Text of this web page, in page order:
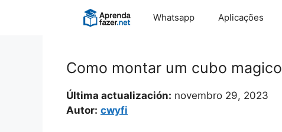
Whatsapp Aplicações
Como montar um cubo magico
Última actualización: novembro 29, 2023
Autor: cwyfi